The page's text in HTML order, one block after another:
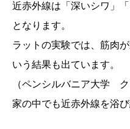
近赤外線は「深いシワ」
となります。
ラットの実験では、筋肉
いう結果も出ています。
（ペンシルバニア大学
家の中でも近赤外線を浴び